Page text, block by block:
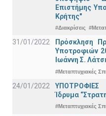
Επιστήμης
Κρήτης"
#Διακρίσεις
31/01/2022
Πρόσκληση
Υποτροφιών
Ιωάννη Σ.
#Μεταπτυχιακές
24/01/2022
Ίδρυμα
#Μεταπτυχιακές